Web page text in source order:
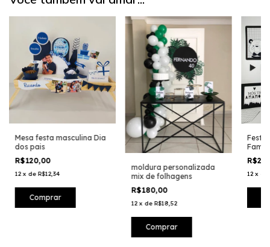
Mesa festa masculina Dia
dos pais
R$120,00
12 x de R$12,34
moldura personalizada
mix de folhagens
R$180,00
12 x de R$18,52
Festa
12 x